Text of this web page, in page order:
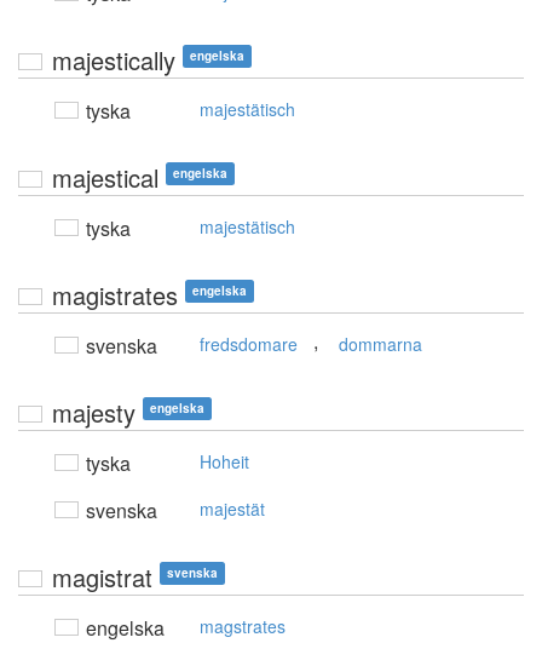
majestically engelska
tyska majestätisch
majestical engelska
tyska majestätisch
magistrates engelska
svenska fredsdomare , dommarna
majesty engelska
tyska Hoheit
svenska majestät
magistrat svenska
engelska magstrates